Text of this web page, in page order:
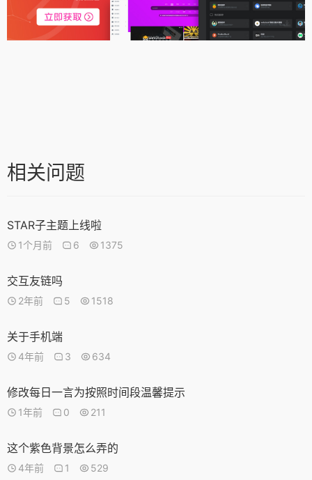
相关问题
STAR子主题上线啦
1个月前 6 1375
交互友链吗
2年前 5 1518
关于手机端
4年前 3 634
修改每日一言为按照时间段温馨提示
1年前 0 211
这个紫色背景怎么弄的
4年前 1 529